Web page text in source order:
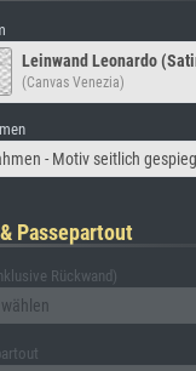
Leinwand Leonardo
(Canvas Venezia)
- Motiv seitlich
Passepartout
Rückwand)